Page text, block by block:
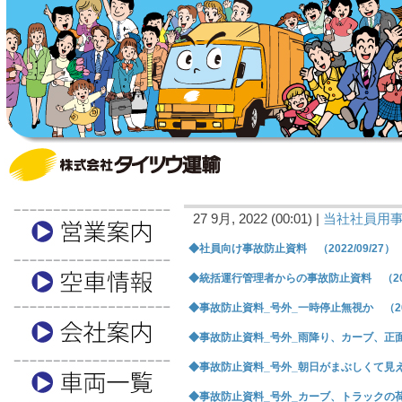
27 9月, 2022 (00:01) | 当社社員用
◆社員向け事故防止資料 （2022/09/27）
◆統括運行管理者からの事故防止資料 （
◆事故防止資料_号外_一時停止無視か （
◆事故防止資料_号外_雨降り、カーブ、
◆事故防止資料_号外_朝日がまぶしくて
◆事故防止資料_号外_カーブ、トラック